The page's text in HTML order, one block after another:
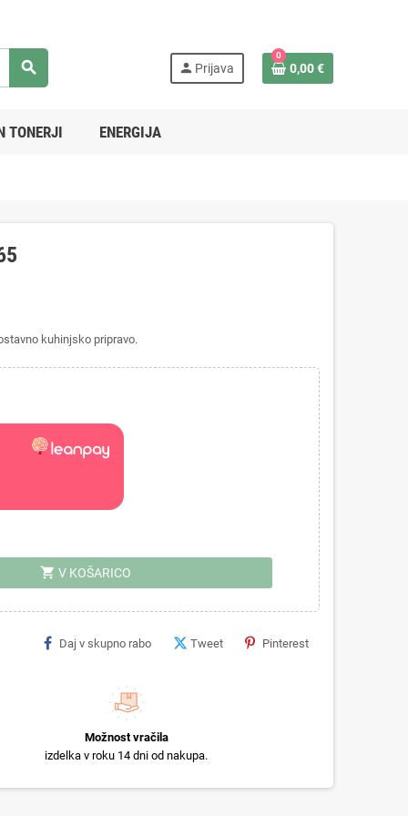
search person Prijava
0
0,00 €
TONERJI ENERGIJA
kuhinjsko pripravo.
shopping_cart V KOŠARICO
Daj v skupno rabo Tweet Pinterest
Možnost vračila
izdelka v roku 14 dni od nakupa.